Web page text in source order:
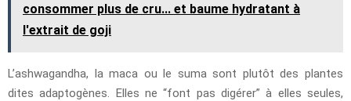
consommer plus de cru... et baume hydratant à
l'extrait de goji
L’ashwagandha, la maca ou le suma sont plutôt des plantes
dites adaptogènes. Elles ne “font pas digérer” à elles seules,